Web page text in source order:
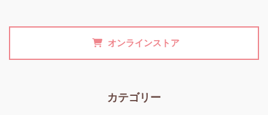
オンラインストア
カテゴリー